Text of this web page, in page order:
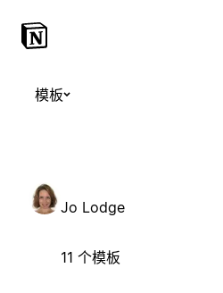
模板
Jo Lodge
11 个模板